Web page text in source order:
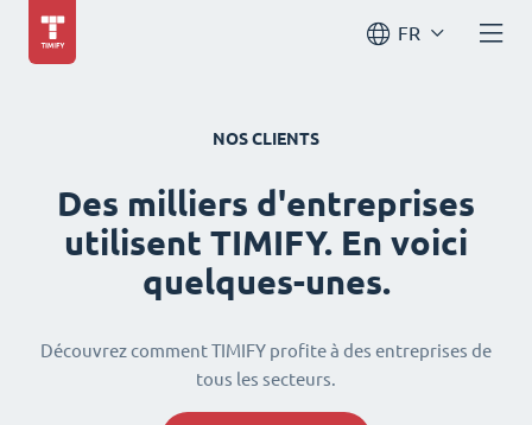
FR
NOS CLIENTS
Des milliers d'entreprises
utilisent TIMIFY. En voici
quelques-unes.
Découvrez comment TIMIFY profite à des entreprises de
tous les secteurs.